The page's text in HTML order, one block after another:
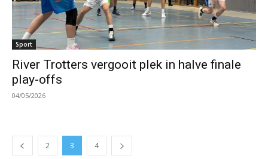
Sport
River Trotters vergooit plek in halve finale
play-offs
04/05/2026
2 3 4